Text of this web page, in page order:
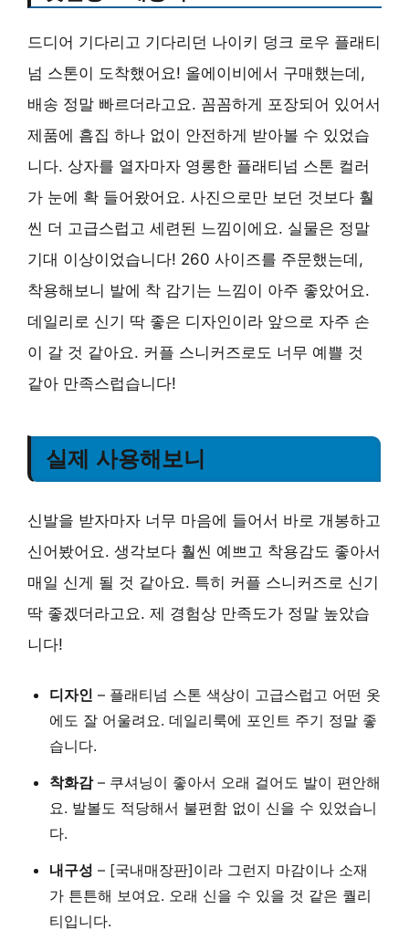
드디어 기다리고 기다리던 나이키 덩크 로우 플래티
넘 스톤이 도착했어요! 올에이비에서 구매했는데,
배송 정말 빠르더라고요. 꼼꼼하게 포장되어 있어서
제품에 흠집 하나 없이 안전하게 받아볼 수 있었습
니다. 상자를 열자마자 영롱한 플래티넘 스톤 컬러
가 눈에 확 들어왔어요. 사진으로만 보던 것보다 훨
씬 더 고급스럽고 세련된 느낌이에요. 실물은 정말
기대 이상이었습니다! 260 사이즈를 주문했는데,
착용해보니 발에 착 감기는 느낌이 아주 좋았어요.
데일리로 신기 딱 좋은 디자인이라 앞으로 자주 손
이 갈 것 같아요. 커플 스니커즈로도 너무 예쁠 것
같아 만족스럽습니다!
실제 사용해보니
신발을 받자마자 너무 마음에 들어서 바로 개봉하고
신어봤어요. 생각보다 훨씬 예쁘고 착용감도 좋아서
매일 신게 될 것 같아요. 특히 커플 스니커즈로 신기
딱 좋겠더라고요. 제 경험상 만족도가 정말 높았습
니다!
디자인 – 플래티넘 스톤 색상이 고급스럽고 어떤 옷
에도 잘 어울려요. 데일리룩에 포인트 주기 정말 좋
습니다.
착화감– 쿠셔닝이 좋아서 오래 걸어도 발이 편안해
요. 발볼도 적당해서 불편함 없이 신을 수 있었습니
다.
내구성 – [국내매장판]이라 그런지 마감이나 소재
가 튼튼해 보여요. 오래 신을 수 있을 것 같은 퀄리
티입니다.